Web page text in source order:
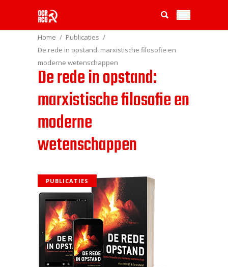
Home
Publicaties
De rede in opstand: marxistische filosofie en
moderne wetenschappen
De rede in opstand:
marxistische filosofie en
moderne
wetenschappen
PUBLICATIES